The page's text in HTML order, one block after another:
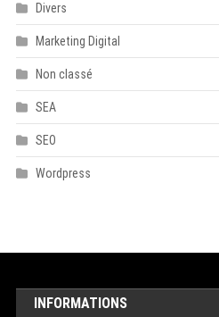
Divers
Marketing Digital
Non classé
SEA
SEO
Wordpress
INFORMATIONS